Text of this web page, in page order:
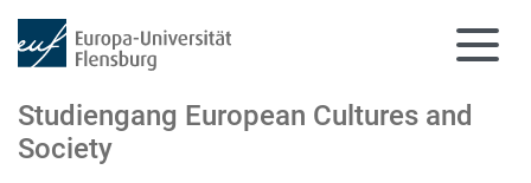
Studiengang European Cultures and
Society